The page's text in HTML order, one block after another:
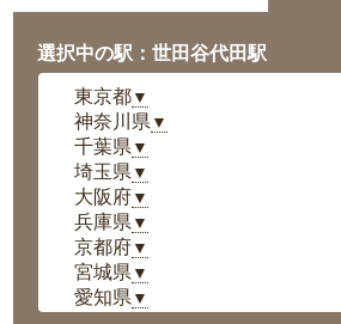
選択中の駅：世田谷代田駅
東京都▼
神奈川県 ▼
千葉県 ▼
埼玉県 ▼
大阪府▼
兵庫県 ▼
京都府▼
宮城県 ▼
愛知県 ▼